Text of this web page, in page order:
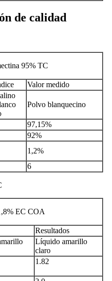
de calidad
95% TC
Valor medido
Polvo blanquecino
97,15%
92%
1,2%
6
EC COA
Resultados
Líquido amarillo
claro
1.82